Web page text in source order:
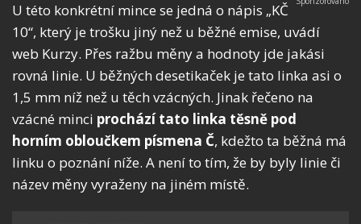
U této konkrétní mince se jedná o nápis „KČ
10“, který je trošku jiný než u běžné emise, uvádí
web Kurzy. Přes ražbu měny a hodnoty jde jakási
rovná linie. U běžných desetikaček je tato linka asi o
1,5 mm níž než u těch vzácných. Jinak řečeno na
vzácné minci prochází tato linka těsně pod
horním obloučkem písmena Č, kdežto ta běžná má
linku o poznání níže. A není to tím, že by byly linie či
název měny vyraženy na jiném místě.